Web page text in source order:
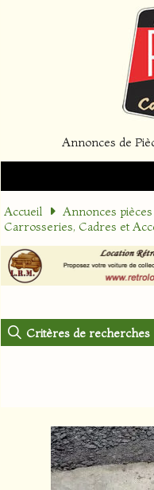
Annonces de
Accueil Annonces
Carrosseries, Cadres et
Critères de recherches